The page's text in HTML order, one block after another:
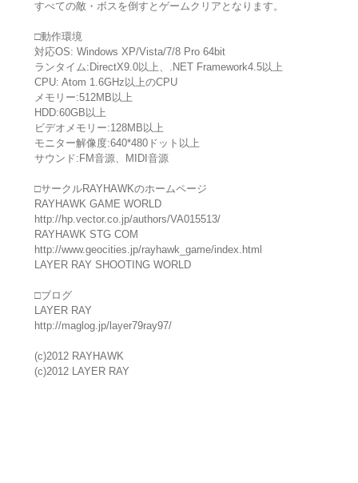
すべての敵・ボスを倒すとゲームクリアとなります。
□動作環境
対応OS: Windows XP/Vista/7/8 Pro 64bit
ランタイム:DirectX9.0以上、.NET Framework4.5以上
CPU: Atom 1.6GHz以上のCPU
メモリー:512MB以上
HDD:60GB以上
ビデオメモリー:128MB以上
モニター解像度:640*480ドット以上
サウンド:FM音源、MIDI音源
□サークルRAYHAWKのホームページ
RAYHAWK GAME WORLD
http://hp.vector.co.jp/authors/VA015513/
RAYHAWK STG COM
http://www.geocities.jp/rayhawk_game/index.html
LAYER RAY SHOOTING WORLD
□ブログ
LAYER RAY
http://maglog.jp/layer79ray97/
(c)2012 RAYHAWK
(c)2012 LAYER RAY